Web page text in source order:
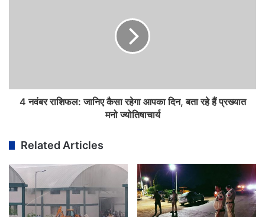
4 नवंबर राशिफल: जानिए कैसा रहेगा आपका दिन, बता रहे हैं प्रख्यात
मनो ज्योतिषाचार्य
Related Articles